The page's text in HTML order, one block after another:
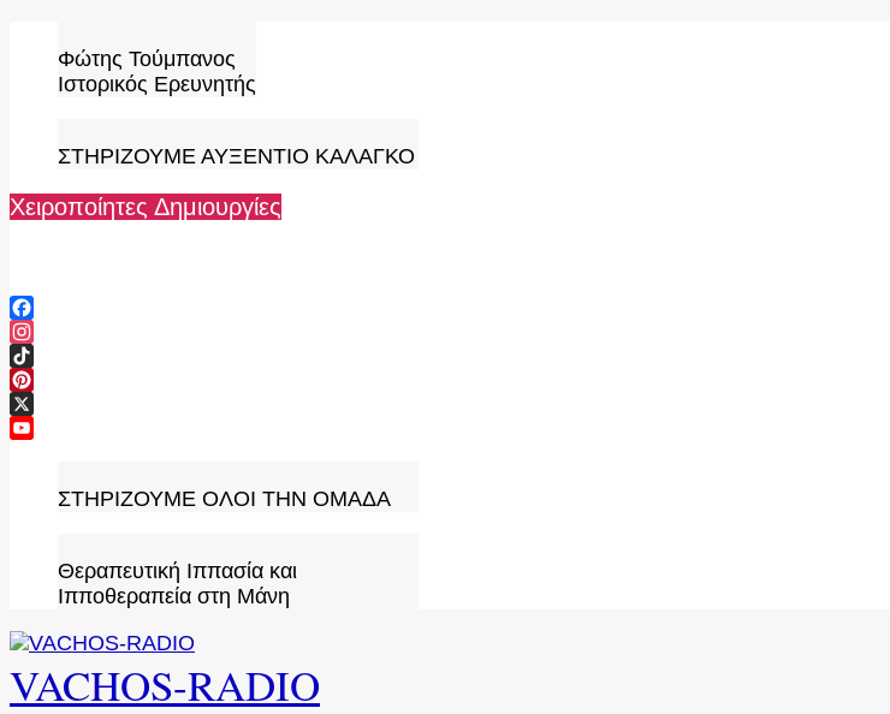
content
Φώτης Τούμπανος
Ιστορικός Ερευνητής
ΣΤΗΡΙΖΟΥΜΕ ΑΥΞΕΝΤΙΟ ΚΑΛΑΓΚΟ
Χειροποίητες Δημιουργίες
Facebook
Instagram
TikTok
Pinterest
X
ΣΤΗΡΙΖΟΥΜΕ ΟΛΟΙ ΤΗΝ ΟΜΑΔΑ
Θεραπευτική Ιππασία και
Ιπποθεραπεία στη Μάνη
VACHOS-RADIO